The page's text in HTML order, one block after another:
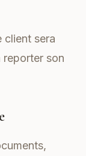
client sera
reporter son